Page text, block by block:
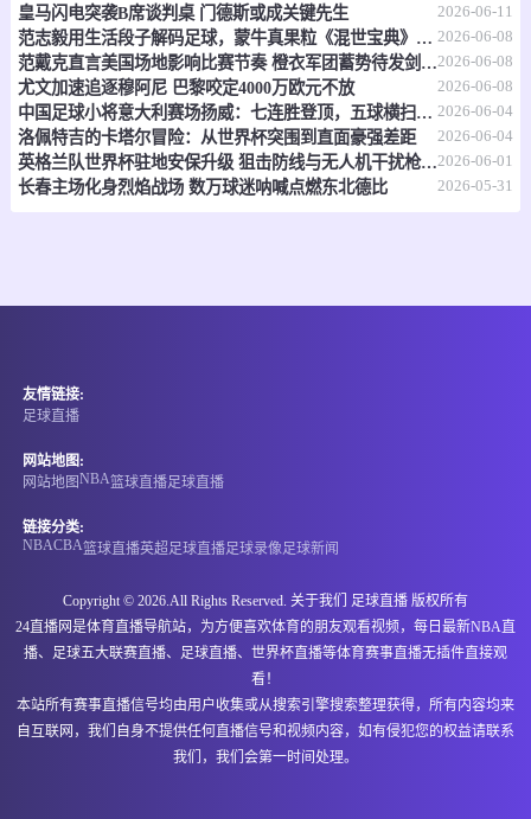
坦桑超 06-15 21:00 即将开始
福斯特FC 0 - 0 科斯塔尔
情报
坦桑超 06-15 21:00 即将开始
阿达玛市
情报
06-15 21:00
斯塔德马利 0 - 0 马穆图凯恩中心
皇马闪电突袭B席谈判桌 门德斯或成关键先生 2026-06-11
范志毅用生活段子解码足球，蒙牛真果粒《混世宝典》玩出新花样 2026-06-08
范戴克直言美国场地影响比赛节奏 橙衣军团蓄势待发剑指世界杯2026-06-08
尤文加速追逐穆阿尼 巴黎咬定4000万欧元不放 2026-06-08
中国足球小将意大利赛场扬威：七连胜登顶，五球横扫北欧豪门！ 2026-06-04
洛佩特吉的卡塔尔冒险：从世界杯突围到直面豪强差距 2026-06-04
英格兰队世界杯驻地安保升级 狙击防线与无人机干扰枪严阵以待2026-06-01
长春主场化身烈焰战场 数万球迷呐喊点燃东北德比 2026-05-31
友情链接:
足球直播
网站地图:
网站地图NBA篮球直播足球直播
链接分类:
NBACBA篮球直播英超 足球直播足球录像 足球新闻
Copyright © 2026.All Rights Reserved. 关于我们 足球直播 版权所有
24直播网是体育直播导航站，为方便喜欢体育的朋友观看视频，每日最新NBA直
播、足球五大联赛直播、足球直播、世界杯直播等体育赛事直播无插件直接观
看！
本站所有赛事直播信号均由用户收集或从搜索引擎搜索整理获得，所有内容均来
自互联网，我们自身不提供任何直播信号和视频内容，如有侵犯您的权益请联系
我们，我们会第一时间处理。